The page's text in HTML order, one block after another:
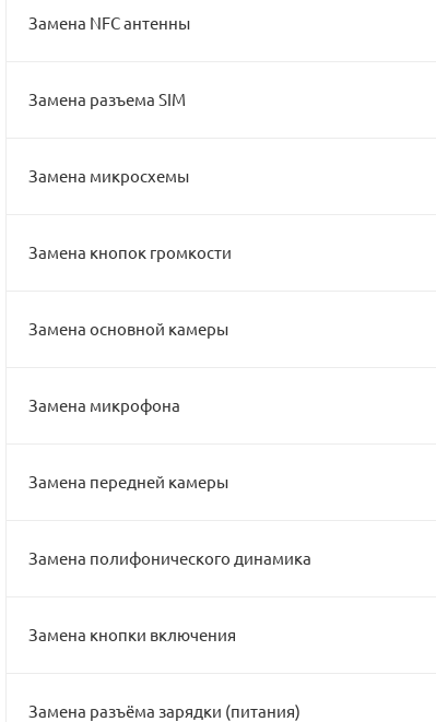
Замена NFC антенны
Замена разъема SIM
Замена микросхемы
Замена кнопок громкости
Замена основной камеры
Замена микрофона
Замена передней камеры
Замена полифонического динамика
Замена кнопки включения
Замена разъёма зарядки (питания)